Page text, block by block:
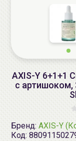
AXIS-Y 6+1+1
с артишоком,
Бренд: AXIS-Y
Код: